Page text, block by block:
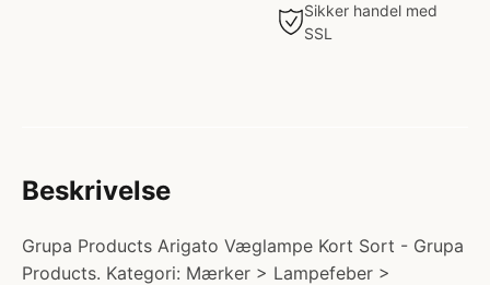
Sikker handel med
SSL
Beskrivelse
Grupa Products Arigato Væglampe Kort Sort - Grupa
Products. Kategori: Mærker > Lampefeber >